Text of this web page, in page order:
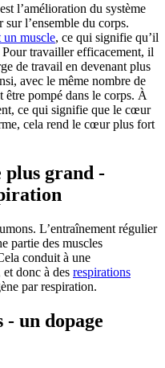
l’amélioration du système
l’ensemble du corps.
muscle, ce qui signifie qu’il
travailler efficacement, il
de travail en devenant plus
avec le même nombre de
être pompé dans le corps. À
ce qui signifie que le cœur
cela rend le cœur plus fort
grand -
L’entraînement régulier
partie des muscles
conduit à une
donc à des respirations
par respiration.
- un dopage